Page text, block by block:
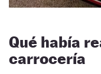
Qué había
carrocería